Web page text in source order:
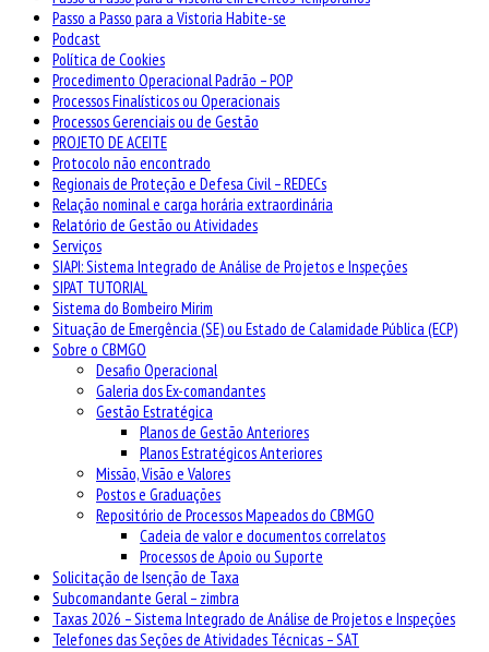
Passo a Passo para a Vistoria Habite-se
Podcast
Política de Cookies
Procedimento Operacional Padrão – POP
Processos Finalísticos ou Operacionais
Processos Gerenciais ou de Gestão
PROJETO DE ACEITE
Protocolo não encontrado
Regionais de Proteção e Defesa Civil – REDECs
Relação nominal e carga horária extraordinária
Relatório de Gestão ou Atividades
Serviços
SIAPI: Sistema Integrado de Análise de Projetos e Inspeções
SIPAT TUTORIAL
Sistema do Bombeiro Mirim
Situação de Emergência (SE) ou Estado de Calamidade Pública (ECP)
Sobre o CBMGO
Desafio Operacional
Galeria dos Ex-comandantes
Gestão Estratégica
Planos de Gestão Anteriores
Planos Estratégicos Anteriores
Missão, Visão e Valores
Postos e Graduações
Repositório de Processos Mapeados do CBMGO
Cadeia de valor e documentos correlatos
Processos de Apoio ou Suporte
Solicitação de Isenção de Taxa
Subcomandante Geral – zimbra
Taxas 2026 – Sistema Integrado de Análise de Projetos e Inspeções
Telefones das Seções de Atividades Técnicas – SAT